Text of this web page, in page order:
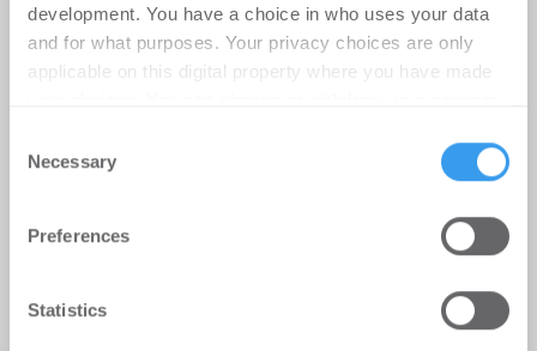
development. You have a choice in who uses your data
and for what purposes. Your privacy choices are only
applicable on this digital property where you have made
the Privacy trigger icon.
Find out more about how your personal data is processed
and set your preferences in the
We use cookies to personalise content and ads, to
provide social media features and to analyse our traffic.
Selection
Necessary
Preferences
Statistics
Genehmigt, aber nicht gebaut: Die
kostenlosen Account, um auf die neusten ...